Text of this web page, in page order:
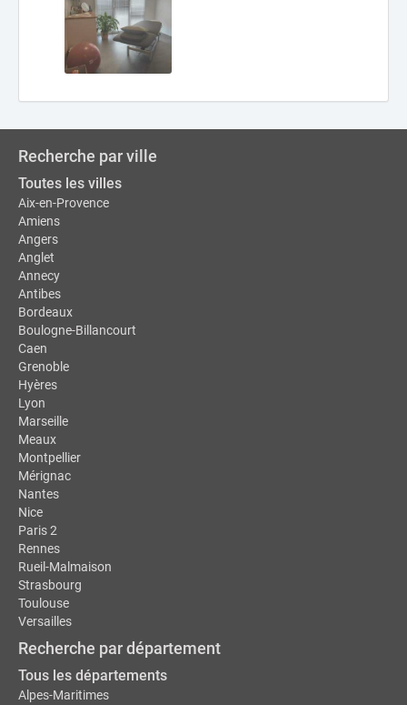
Recherche par ville
Toutes les villes
Aix-en-Provence
Amiens
Angers
Anglet
Annecy
Antibes
Bordeaux
Boulogne-Billancourt
Caen
Grenoble
Hyères
Lyon
Marseille
Meaux
Montpellier
Mérignac
Nantes
Nice
Paris 2
Rennes
Rueil-Malmaison
Strasbourg
Toulouse
Versailles
Recherche par département
Tous les départements
Alpes-Maritimes